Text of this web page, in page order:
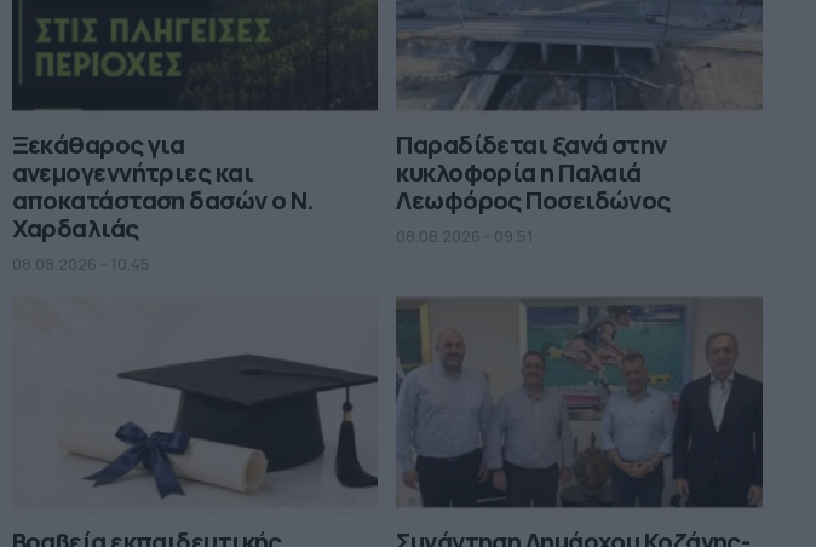
Ξεκάθαρος για
ανεμογεννήτριες και
αποκατάσταση δασών ο Ν.
Χαρδαλιάς
08.08.2026 - 10.45
Παραδίδεται ξανά στην
κυκλοφορία η Παλαιά
Λεωφόρος Ποσειδώνος
08.08.2026 - 09.51